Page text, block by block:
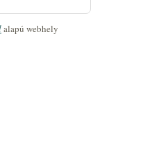
alapú webhely